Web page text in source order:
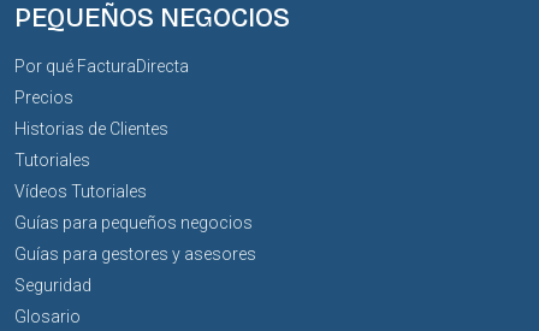
PEQUEÑOS NEGOCIOS
Por qué FacturaDirecta
Precios
Historias de Clientes
Tutoriales
Vídeos Tutoriales
Guías para pequeños negocios
Guías para gestores y asesores
Seguridad
Glosario